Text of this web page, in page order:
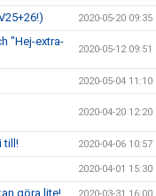
2020-05-20 09:35
"Hej-extra-
2020-05-12 09:51
2020-05-04 11:10
2020-04-20 12:20
till! 2020-04-06 10:57
2020-04-01 15:30
göra lite!